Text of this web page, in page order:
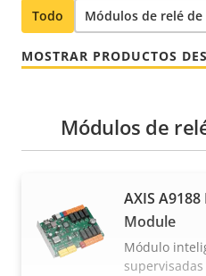
Todo Módulos de relé de
MOSTRAR PRODUCTOS
Módulos de
AXIS
Module
Módulo
supervisadas